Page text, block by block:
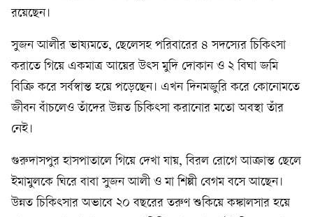
রয়েছেন।
সুজন আলীর ভাষ্যমতে, ছেলেসহ পরিবারের ৪ সদস্যের চিকিৎসা
করাতে গিয়ে একমাত্র আয়ের উৎস মুদি দোকান ও ২ বিঘা জমি
বিক্রি করে সর্বস্বান্ত হয়ে পড়েছেন। এখন দিনমজুরি করে কোনোমতে
জীবন বাঁচলেও তাঁদের উন্নত চিকিৎসা করানোর মতো অবস্থা তাঁর
নেই।
গুরুদাসপুর হাসপাতালে গিয়ে দেখা যায়, বিরল রোগে আক্রান্ত ছেলে
ইমামুলকে ঘিরে বাবা সুজন আলী ও মা শিল্পী বেগম বসে আছেন।
উন্নত চিকিৎসার অভাবে ২০ বছরের তরুণ শুকিয়ে কঙ্কালসার হয়ে